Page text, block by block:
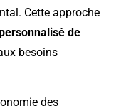
Cette approche
de
besoins
des